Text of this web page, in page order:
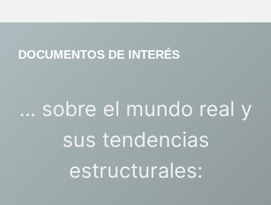
DOCUMENTOS DE INTERÉS
... sobre el mundo real y
sus tendencias
estructurales: